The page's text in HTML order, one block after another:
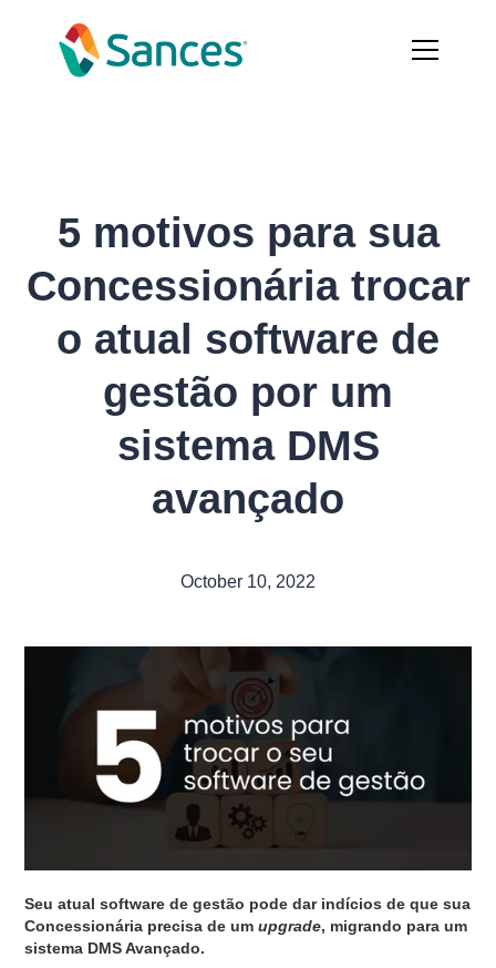
5 motivos para sua
Concessionária trocar
o atual software de
gestão por um
sistema DMS
avançado
October 10, 2022
Seu atual software de gestão pode dar indícios de que sua
Concessionária precisa de umupgrade, migrando para um
sistema DMS Avançado.